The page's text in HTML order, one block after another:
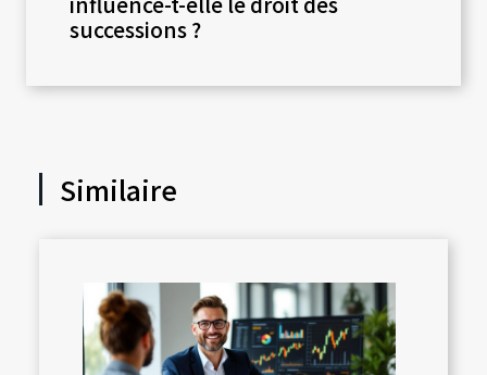
successions ?
Similaire